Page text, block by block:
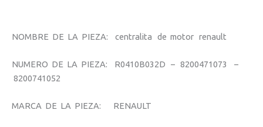
NOMBRE DE LA PIEZA: centralita de motor renault
NUMERO DE LA PIEZA: R0410B032D – 8200471073 –
8200741052
MARCA DE LA PIEZA: RENAULT